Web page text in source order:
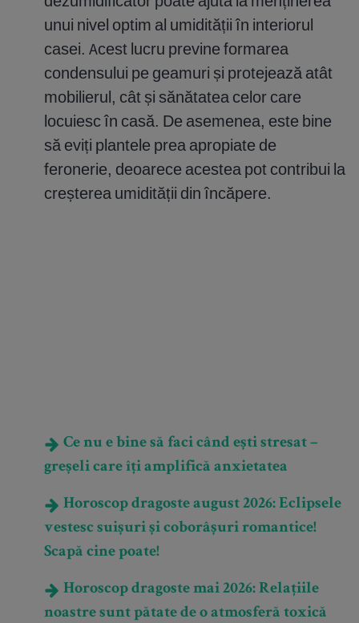
unui nivel optim al umidității în interiorul
casei. Acest lucru previne formarea
condensului pe geamuri și protejează atât
mobilierul, cât și sănătatea celor care
locuiesc în casă. De asemenea, este bine
să eviți plantele prea apropiate de
feronerie, deoarece acestea pot contribui la
creșterea umidității din încăpere.
Ce nu e bine să faci când ești stresat –
greșeli care îți amplifică anxietatea
Horoscop dragoste august 2026: Eclipsele
vestesc suișuri și coborâșuri romantice!
Scapă cine poate!
Horoscop dragoste mai 2026: Relațiile
noastre sunt pătate de o atmosferă toxică